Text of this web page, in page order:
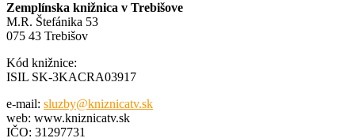
Zemplínska knižnica v Trebišove
M.R. Štefánika 53
075 43 Trebišov
Kód knižnice:
ISIL SK-3KACRA03917
e-mail: sluzby@kniznicatv.sk
web: www.kniznicatv.sk
IČO: 31297731